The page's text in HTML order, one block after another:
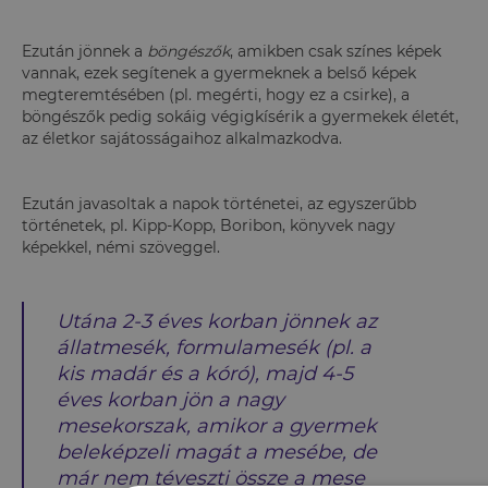
Ezután jönnek a böngészők, amikben csak színes képek
vannak, ezek segítenek a gyermeknek a belső képek
megteremtésében (pl. megérti, hogy ez a csirke), a
böngészők pedig sokáig végigkísérik a gyermekek életét,
az életkor sajátosságaihoz alkalmazkodva.
Ezután javasoltak a napok történetei, az egyszerűbb
történetek, pl. Kipp-Kopp, Boribon, könyvek nagy
képekkel, némi szöveggel.
Utána 2-3 éves korban jönnek az
állatmesék, formulamesék(pl. a
kis madár és a kóró), majd 4-5
éves korban jön a nagy
mesekorszak, amikor a gyermek
beleképzeli magát a mesébe, de
már nem téveszti össze a mese